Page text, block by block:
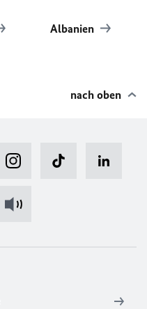
Albanien
nach oben